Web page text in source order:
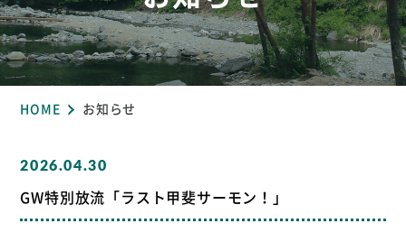
HOME お知らせ
2026.04.30
GW特別放流「ラスト甲斐サーモン！」